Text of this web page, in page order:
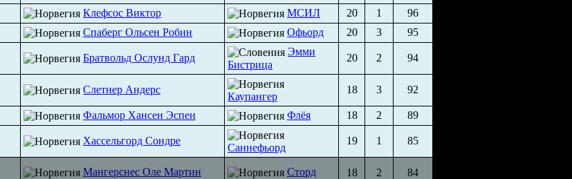
Клефсос Виктор МСИЛ 20 1
96
Спаберг Ольсен Робин Офьорд 20 3 95
Братвольд Ослунд Гард
Эмми
Бистрица
20 2 94
Слетнер Андерс
Каупангер
18 3 92
Фальмор Хансен Эспен Флёя 18 2 89
Хассельгорд Сондре
Саннефьорд
19 1 85
Мангерснес Оле Мартин Сторд 18 2 84